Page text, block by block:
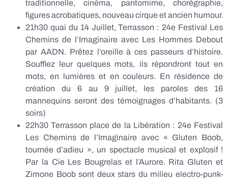
traditionnelle, cinéma, pantomime, chorégraphie,
figures acrobatiques, nouveau cirque et ancien humour.
21h30 quai du 14 Juillet, Terrasson : 24e Festival Les
Chemins de l’Imaginaire avec Les Hommes Debout
par AADN. Prêtez l’oreille à ces passeurs d’histoire.
Soufflez leur quelques mots, ils répondront tout en
mots, en lumières et en couleurs. En résidence de
création du 6 au 9 juillet, les paroles des 16
mannequins seront des témoignages d’habitants. (3
soirs)
22h30 Terrasson place de la Libération : 24e Festival
Les Chemins de l’Imaginaire avec « Gluten Boob,
tournée d’adieu », un spectacle musical et explosif !
Par la Cie Les Bougrelas et l’Aurore. Rita Gluten et
Zimone Boob sont deux stars du milieu electro-punk-